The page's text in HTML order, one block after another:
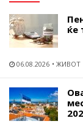
ќе
06.08.2026 ЖИВОТ